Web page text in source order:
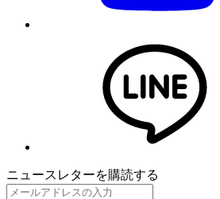
ニュースレターを購読する